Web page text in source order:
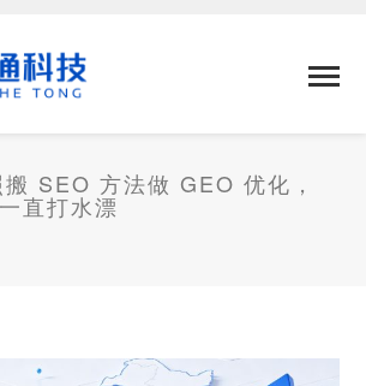
SEO 方法做 GEO 优化，
直打水漂